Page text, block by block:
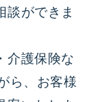
談ができま
介護保険な
ら、お客様